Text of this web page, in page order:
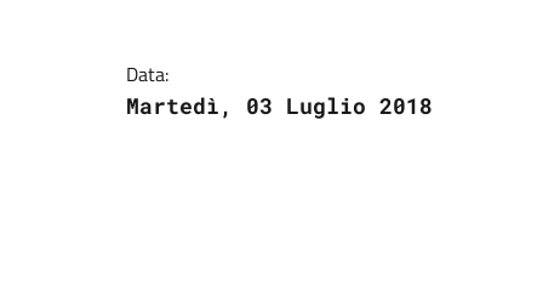
Data:
Martedì, 03 Luglio 2018